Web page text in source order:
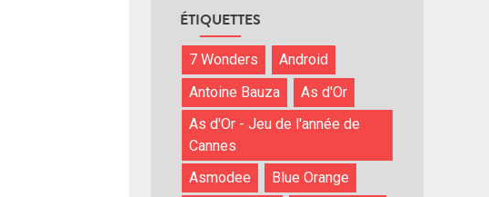
ÉTIQUETTES
7 Wonders
Android
Antoine Bauza
As d'Or
As d'Or - Jeu de l'année de
Cannes
Asmodee
Blue Orange